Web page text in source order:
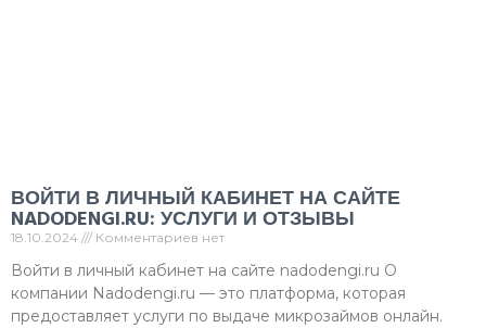
ВОЙТИ В ЛИЧНЫЙ КАБИНЕТ НА САЙТЕ
NADODENGI.RU: УСЛУГИ И ОТЗЫВЫ
18.10.2024 Комментариев нет
Войти в личный кабинет на сайте nadodengi.ru О
компании Nadodengi.ru — это платформа, которая
предоставляет услуги по выдаче микрозаймов онлайн.